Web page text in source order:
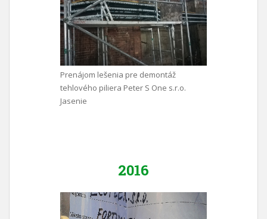
Prenájom lešenia pre demontáž
tehlového piliera Peter S One s.r.o.
Jasenie
2016